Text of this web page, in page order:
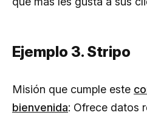
Ejemplo 3. Stripo
Misión que cumple este
bienvenida: Ofrece datos